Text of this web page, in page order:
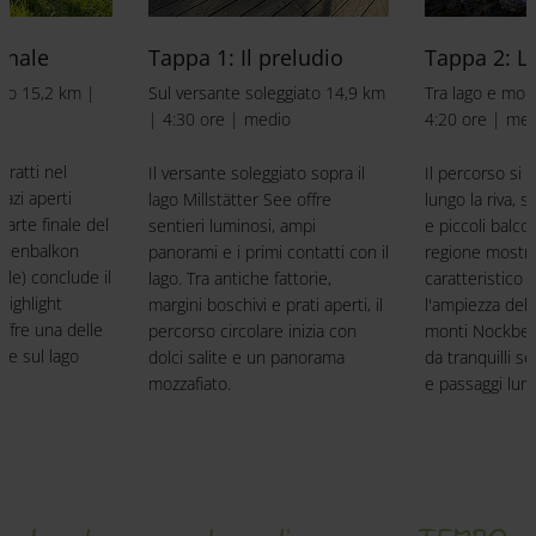
Nockmobil e navetta dalla stazione ferroviaria
escursionisti con cani
15,2 km |
tratti nel
aperti
finale del
conclude il
una delle
sul lago
Tappa 1: Il preludio
Sul versante soleggiato 14,9 km
| 4:30 ore | medio
Il versante soleggiato sopra il
lago Millstätter See offre
sentieri luminosi, ampi
panorami e i primi contatti con il
lago. Tra antiche fattorie,
margini boschivi e prati aperti, il
percorso circolare inizia con
dolci salite e un panorama
mozzafiato.
Tappa 2:
Tra lago e
4:20 ore |
Il percorso si
lungo la riva,
e piccoli
regione
caratteristico
l'ampiezza del
monti
da tranquilli
e passaggi